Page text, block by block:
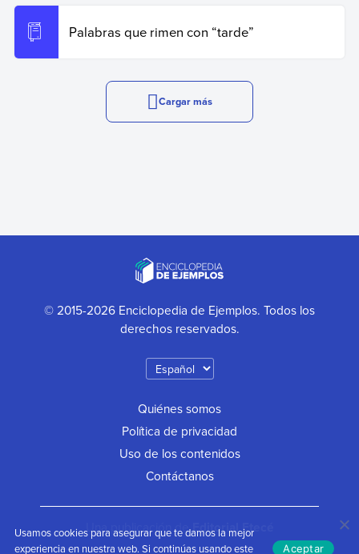
Palabras que rimen con “tarde”
Cargar más
© 2015-2026 Enciclopedia de Ejemplos. Todos los
derechos reservados.
Quiénes somos
Política de privacidad
Uso de los contenidos
Contáctanos
Una publicación deEditorial Etecé
Usamos cookies para asegurar que te damos la mejor
experiencia en nuestra web. Si continúas usando este
Aceptar